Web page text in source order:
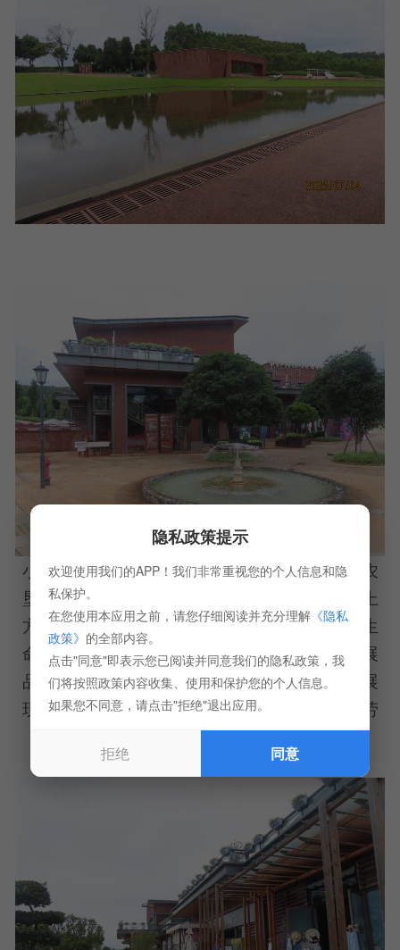
小镇博物馆。馆前矗立着由葡萄桩搭建而成的农
垦纪念碑，象征东风农场的诞生和农垦精神，上
方是建筑设计师罗旭的城市蜂雕塑之一，象征生
命起源和生活新希望。馆内陈列着农垦时代的展
品，照片和农垦用具承载着那个时代的印记，展
现农垦人怀揣对祖国忠诚，用青春、感情、勤劳
与智慧建设农场的岁月。
隐私政策提示
欢迎使用我们的APP！我们非常重视您的个人信息和隐
私保护。
在您使用本应用之前，请您仔细阅读并充分理解《隐私
政策》 的全部内容。
点击"同意"即表示您已阅读并同意我们的隐私政策，我
们将按照政策内容收集、使用和保护您的个人信息。
如果您不同意，请点击"拒绝"退出应用。
拒绝 同意